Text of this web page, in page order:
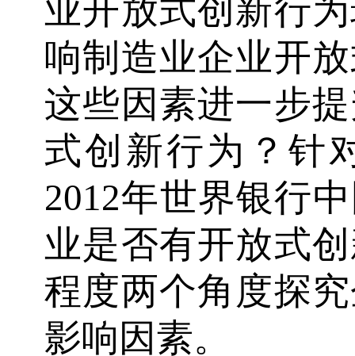
业开放式创新行
响制造业企业开
这些因素进一步
式创新行为？针
2012年世界银行
业是否有开放式
程度两个角度探
影响因素。